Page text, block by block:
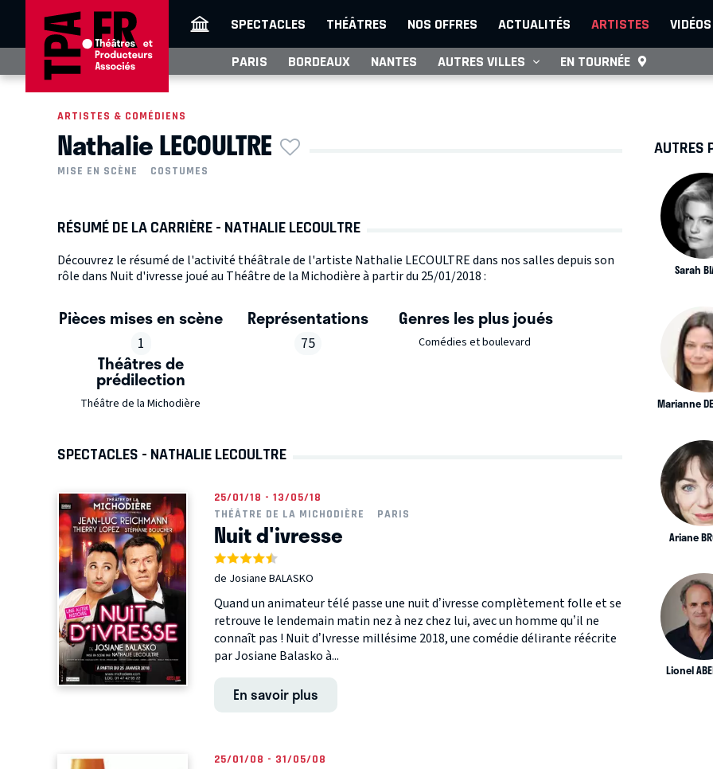
SPECTACLES THÉÂTRES NOS OFFRES ACTUALITÉS ARTISTES VIDÉOS
PARIS BORDEAUX NANTES AUTRES VILLES EN TOURNÉE
ARTISTES & COMÉDIENS
Nathalie LECOULTRE
MISE EN SCÈNE COSTUMES
RÉSUMÉ DE LA CARRIÈRE - NATHALIE LECOULTRE
Découvrez le résumé de l'activité théâtrale de l'artiste Nathalie LECOULTRE dans nos salles depuis son
rôle dans Nuit d'ivresse joué au Théâtre de la Michodière à partir du 25/01/2018 :
Pièces mises en scène
1
Représentations
75
Genres les plus joués
Comédies et boulevard
Théâtres de
prédilection
Théâtre de la Michodière
SPECTACLES - NATHALIE LECOULTRE
25/01/18 - 13/05/18
THÉÂTRE DE LA MICHODIÈRE
PARIS
Nuit d'ivresse
de Josiane BALASKO
Quand un animateur télé passe une nuit d’ivresse complètement folle et se
retrouve le lendemain matin nez à nez chez lui, avec un homme qu’il ne
connaît pas ! Nuit d’Ivresse millésime 2018, une comédie délirante réécrite
par Josiane Balasko à...
En savoir plus
25/01/08 - 31/05/08
AUTRES
Sarah
Marianne
Ariane
Lionel